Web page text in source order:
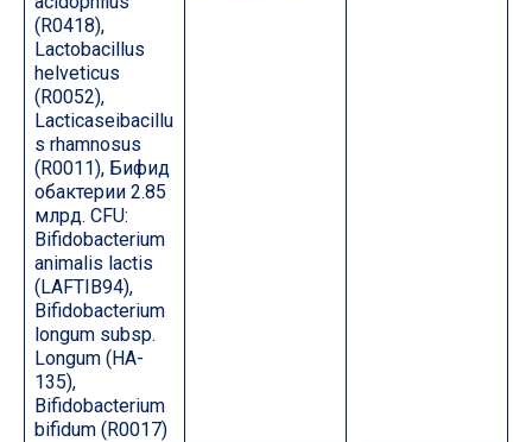
(R0418),
Lactobacillus
helveticus
(R0052),
Lacticaseibacillu
s rhamnosus
(R0011), Бифид
обактерии 2.85
млрд. CFU:
Bifidobacterium
animalis lactis
(LAFTIB94),
Bifidobacterium
longum subsp.
Longum (HA-
135),
Bifidobacterium
bifidum (R0017)